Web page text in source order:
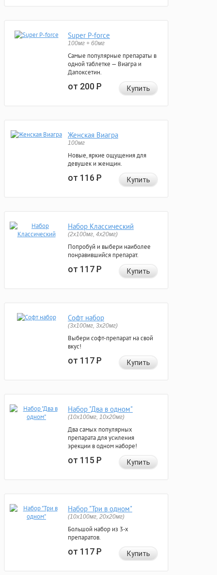
Super P-force
100мг + 60мг
Самые популярные препараты в
одной таблетке — Виагра и
Дапоксетин.
от 200Р Купить
Женская Виагра
100мг
Новые, яркие ощущения для
девушек и женщин.
от 116Р Купить
Набор Классический
(2x100мг, 4x20мг)
Попробуй и выбери наиболее
понравившийся препарат.
от 117Р Купить
Софт набор
(3x100мг, 3x20мг)
Выбери софт-препарат на свой
вкус!
от 117Р Купить
Набор "Два в одном"
(10x100мг, 10x20мг)
Два самых популярных
препарата для усиления
эрекции в одном наборе!
от 115Р Купить
Набор "Три в одном"
(10x100мг, 20x20мг)
Большой набор из 3-х
препаратов.
от 117Р Купить